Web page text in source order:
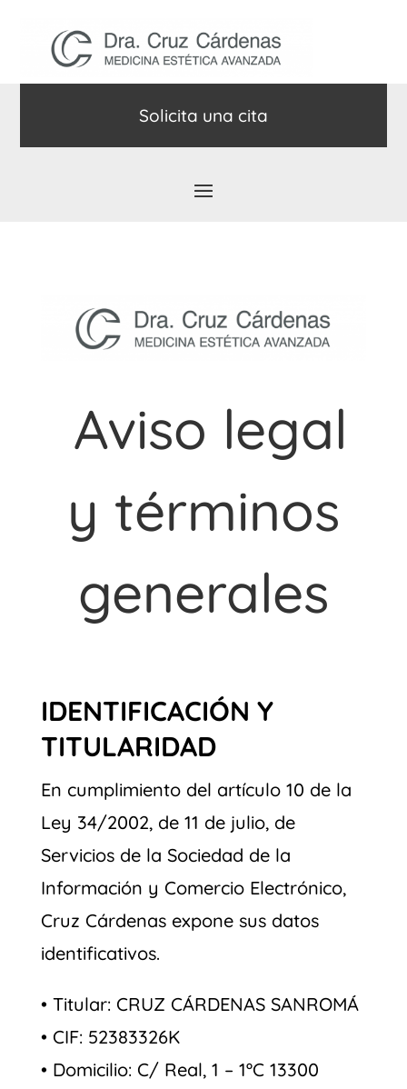
Solicita una cita
Aviso legal
y términos
generales
IDENTIFICACIÓN Y
TITULARIDAD
En cumplimiento del artículo 10 de la
Ley 34/2002, de 11 de julio, de
Servicios de la Sociedad de la
Información y Comercio Electrónico,
Cruz Cárdenas expone sus datos
identificativos.
• Titular: CRUZ CÁRDENAS SANROMÁ
• CIF: 52383326K
• Domicilio: C/ Real, 1 – 1ºC 13300